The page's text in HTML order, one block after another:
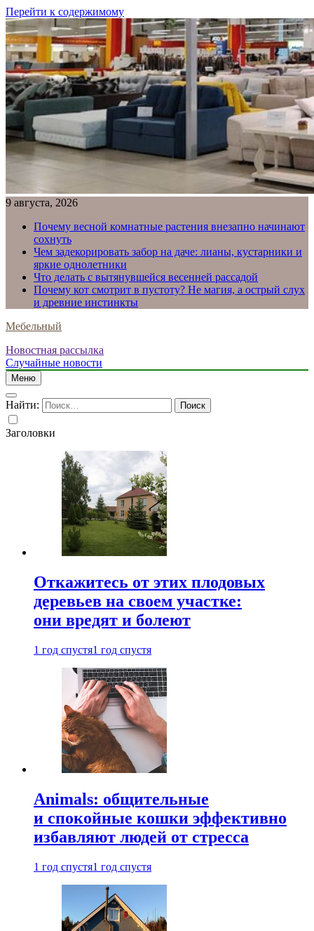
Перейти к содержимому
9 августа, 2026
Почему весной комнатные растения внезапно начинают
сохнуть
Чем задекорировать забор на даче: лианы, кустарники и
яркие однолетники
Что делать с вытянувшейся весенней рассадой
Почему кот смотрит в пустоту? Не магия, а острый слух
и древние инстинкты
Мебельный
Новостная рассылка
Случайные новости
Меню
Найти:
Заголовки
Откажитесь от этих плодовых
деревьев на своем участке:
они вредят и болеют
1 год спустя1 год спустя
Animals: общительные
и спокойные кошки эффективно
избавляют людей от стресса
1 год спустя1 год спустя